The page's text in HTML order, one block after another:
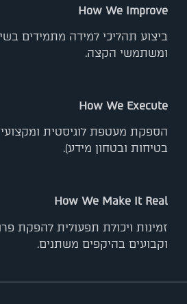
How We Improve
ביצוע תהליכי למידה מתמידים
ומשתמשי הקצה.
How We Execute
בטיחות ובטחון מידע).
How We Make It Real
זמינות ויכולת תפעולית להפקת
וקבועים בהיקפים משתנים.